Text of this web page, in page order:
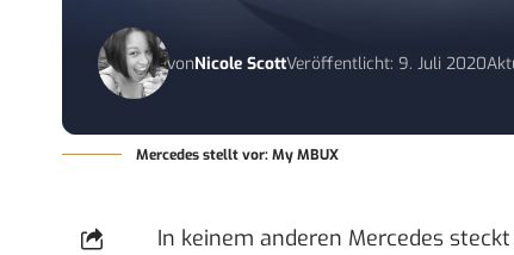
vonNicole ScottVeröffentlicht: 9. Juli 2020
Mercedes stellt vor: My MBUX
In keinem anderen Mercedes